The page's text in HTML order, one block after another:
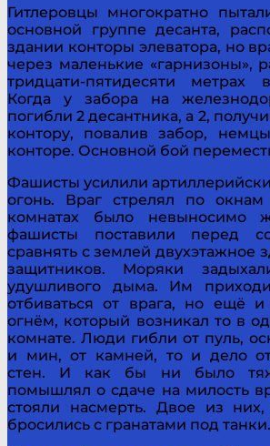
Гитлеровцы многократно
основной группе десанта,
здании конторы элеватора, но
через маленькие «гарнизоны»,
тридцати-пятидесяти метрах
Когда у забора на
погибли 2 десантника, а 2,
контору, повалив забор,
конторе. Основной бой
Фашисты усилили
огонь. Враг стрелял по
комнатах было невыносимо
фашисты поставили перед
сравнять с землей двухэтажное
защитников. Моряки
удушливого дыма. Им
отбиваться от врага, но ещё
огнём, который возникал то в
комнате. Люди гибли от пуль,
и мин, от камней, то и дело
стен. И как бы ни было
помышлял о сдаче на милость
стояли насмерть. Двое из
бросились с гранатами под танки.